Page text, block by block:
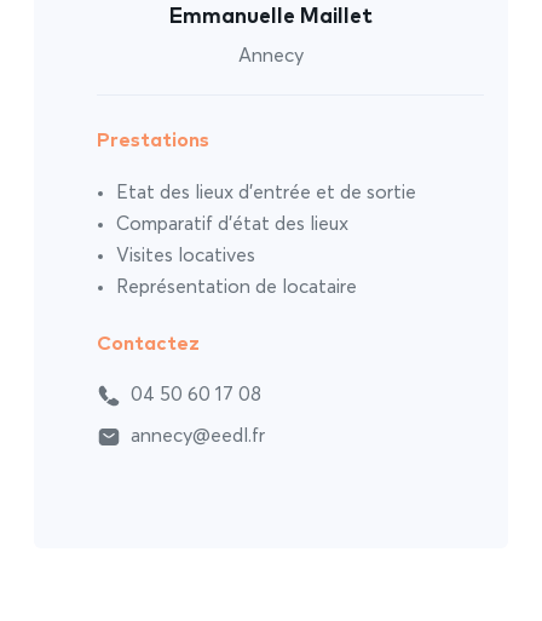
Emmanuelle Maillet
Annecy
Prestations
Etat des lieux d’entrée et de sortie
Comparatif d’état des lieux
Visites locatives
Représentation de locataire
Contactez
04 50 60 17 08
annecy@eedl.fr